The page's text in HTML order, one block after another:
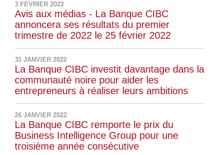
3 FÉVRIER 2022
Avis aux médias - La Banque CIBC
annoncera ses résultats du premier
trimestre de 2022 le 25 février 2022
31 JANVIER 2022
La Banque CIBC investit davantage dans la
communauté noire pour aider les
entrepreneurs à réaliser leurs ambitions
26 JANVIER 2022
La Banque CIBC remporte le prix du
Business Intelligence Group pour une
troisième année consécutive